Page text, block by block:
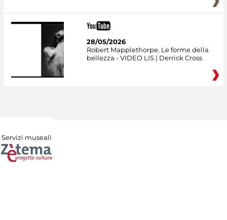
28/05/2026
Robert Mapplethorpe. Le forme della
bellezza - VIDEO LIS | Derrick Cross
Servizi museali